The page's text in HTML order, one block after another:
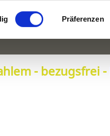
Präferenzen
- bezugsfrei